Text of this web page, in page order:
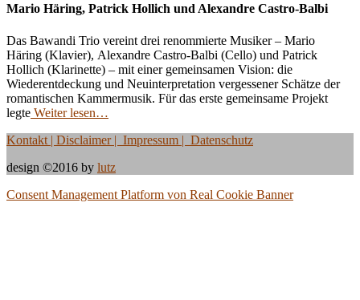
Mario Häring, Patrick Hollich und Alexandre Castro-Balbi
Das Bawandi Trio vereint drei renommierte Musiker – Mario
Häring (Klavier), Alexandre Castro-Balbi (Cello) und Patrick
Hollich (Klarinette) – mit einer gemeinsamen Vision: die
Wiederentdeckung und Neuinterpretation vergessener Schätze der
romantischen Kammermusik. Für das erste gemeinsame Projekt
legte Weiter lesen…
Kontakt | Disclaimer | Impressum | Datenschutz
design ©2016 by lutz
Consent Management Platform von Real Cookie Banner